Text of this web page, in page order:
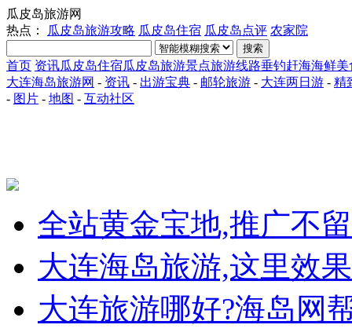
瓜皮岛旅游网
热点：
瓜皮岛旅游攻略 瓜皮岛住宿 瓜皮岛点评 农家院
搜索
首页 资讯瓜皮岛住宿瓜皮岛旅游景点旅游线路垂钓赶海海鲜美
大连海岛旅游网 - 资讯 - 出游宝典 - 邮轮旅游 - 大连两日游 - 精
- 图片 - 地图 - 互动社区
全站黄金宝地,推广不
大连海岛旅游,这里效
大连旅游哪好?海岛网